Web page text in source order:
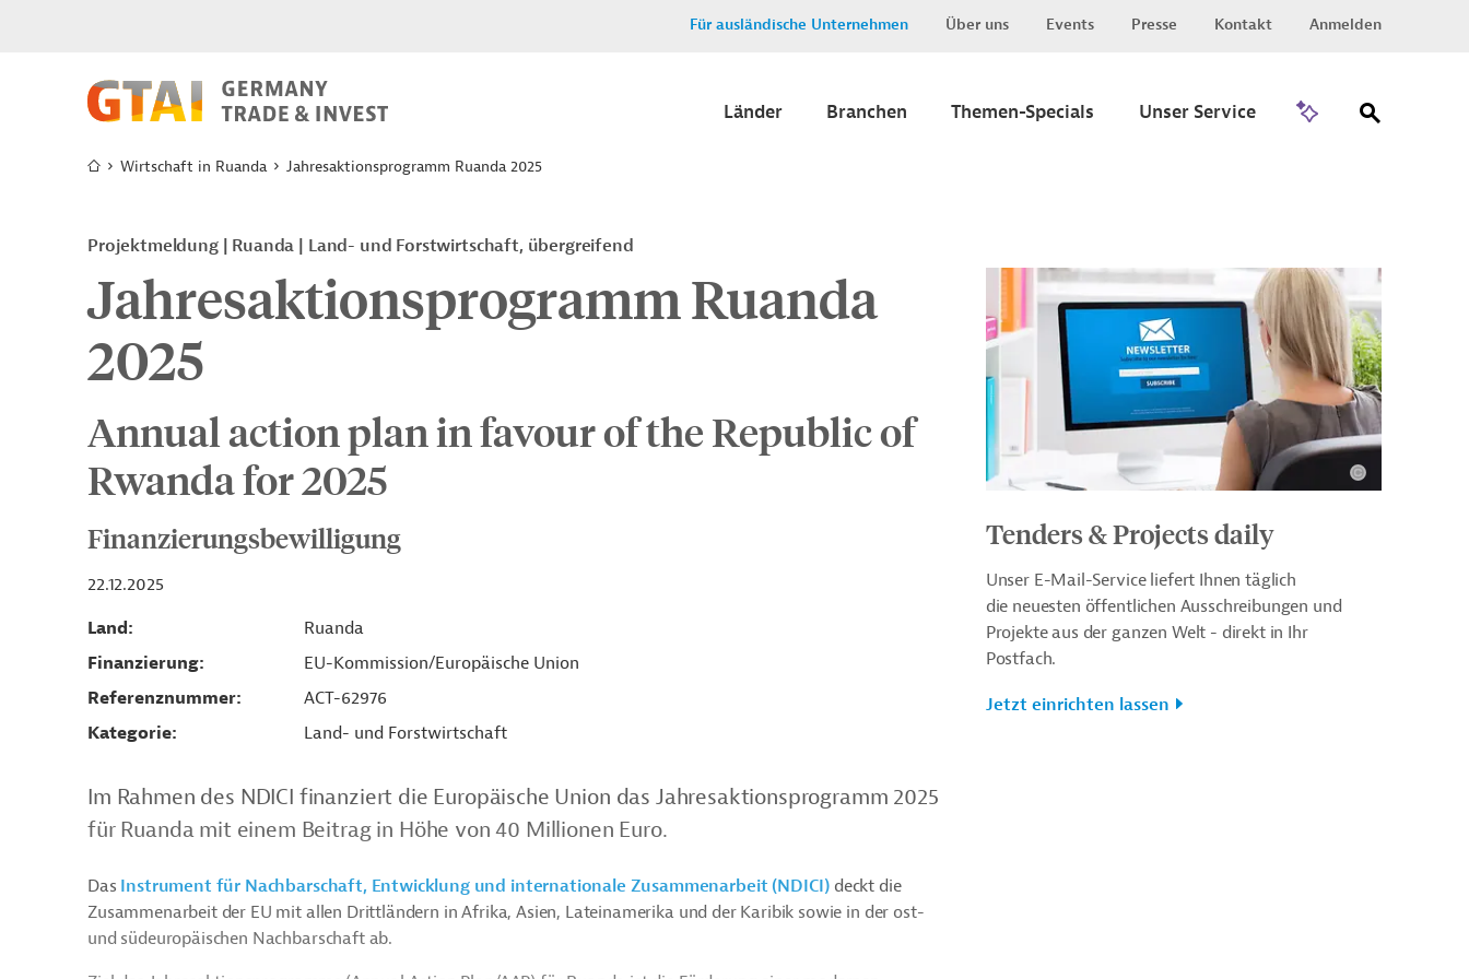
Für ausländische Unternehmen Über uns Events Presse Kontakt Anmelden
Länder Branchen Themen-Specials Unser Service
Wirtschaft in Ruanda Jahresaktionsprogramm Ruanda 2025
Projektmeldung Ruanda Land- und Forstwirtschaft, übergreifend
Jahresaktionsprogramm Ruanda
2025
Annual action plan in favour of the Republic of
Rwanda for 2025
Finanzierungsbewilligung
22.12.2025
Land
Ruanda
Finanzierung
EU-Kommission/Europäische Union
Referenznummer
ACT-62976
Kategorie
Land- und Forstwirtschaft
Im Rahmen des NDICI finanziert die Europäische Union das Jahresaktionsprogramm 2025
für Ruanda mit einem Beitrag in Höhe von 40 Millionen Euro.
Das Instrument für Nachbarschaft, Entwicklung und internationale Zusammenarbeit (NDICI) deckt die
Zusammenarbeit der EU mit allen Drittländern in Afrika, Asien, Lateinamerika und der Karibik sowie in der ost-
und südeuropäischen Nachbarschaft ab.
Tenders & Projects daily
Unser E-Mail-Service liefert Ihnen täglich
die neuesten öffentlichen Ausschreibungen und
Projekte aus der ganzen Welt - direkt in Ihr
Postfach.
Jetzt einrichten lassen